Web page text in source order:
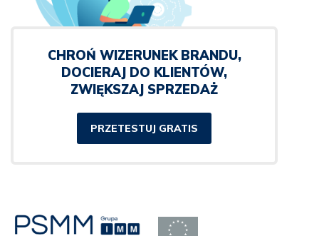
CHROŃ WIZERUNEK BRANDU,
DOCIERAJ DO KLIENTÓW,
ZWIĘKSZAJ SPRZEDAŻ
PRZETESTUJ GRATIS